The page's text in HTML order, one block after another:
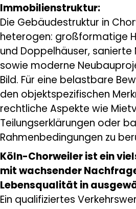
Immobilienstruktur:
Die Gebäudestruktur in
heterogen: großformatige
und Doppelhäuser,
sowie moderne
Bild. Für eine belastbare
den objektspezifischen
rechtliche Aspekte wie
Teilungserklärungen oder
Rahmenbedingungen zu
Köln-Chorweiler ist ein
mit wachsender
Lebensqualität in
Ein qualifiziertes